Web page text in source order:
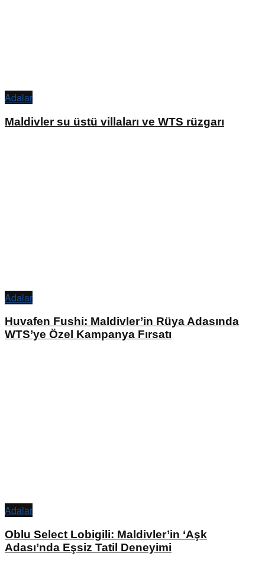
Adalar
Maldivler su üstü villaları ve WTS rüzgarı
Adalar
Huvafen Fushi: Maldivler’in Rüya Adasında
WTS’ye Özel Kampanya Fırsatı
Adalar
Oblu Select Lobigili: Maldivler’in ‘Aşk
Adası’nda Eşsiz Tatil Deneyimi